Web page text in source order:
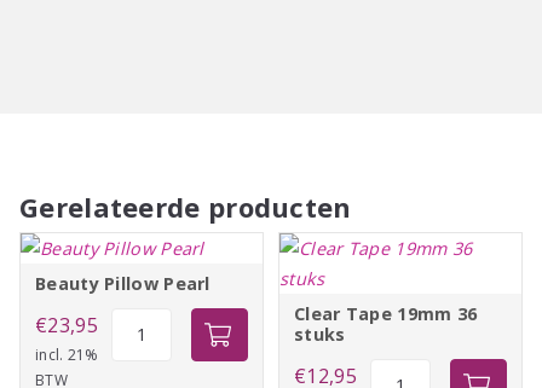
Gerelateerde producten
Beauty Pillow Pearl
€23,95
incl. 21%
BTW
Clear Tape 19mm 36
stuks
€12,95